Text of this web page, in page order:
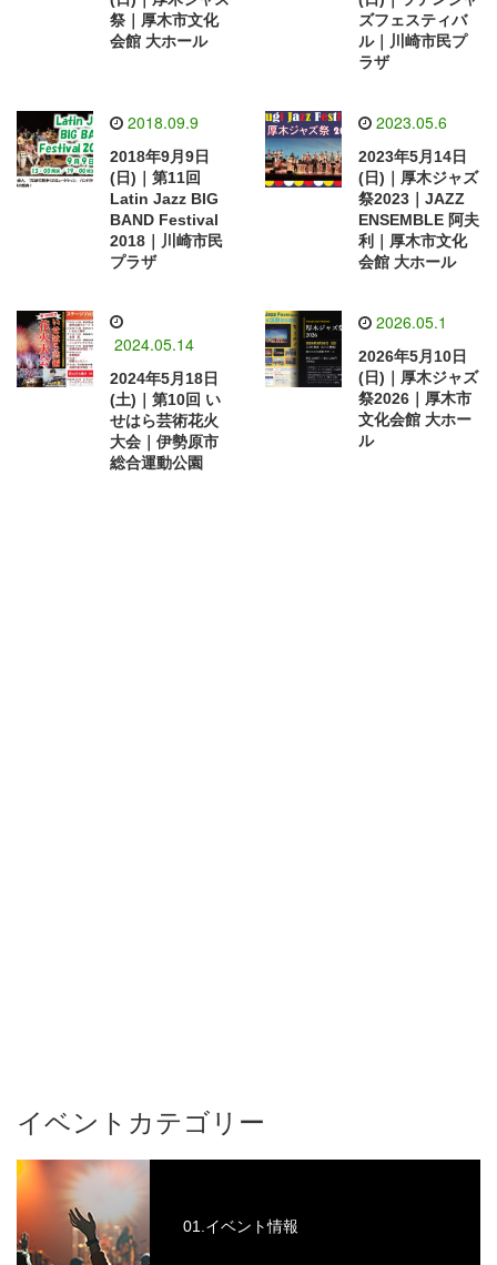
祭｜厚木市文化
会館 大ホール
ズフェスティバ
ル｜川崎市民プ
ラザ
2018.09.9
2018年9月9日
(日)｜第11回
Latin Jazz BIG
BAND Festival
2018｜川崎市民
プラザ
2023.05.6
2023年5月14日
(日)｜厚木ジャズ
祭2023｜JAZZ
ENSEMBLE 阿夫
利｜厚木市文化
会館 大ホール
2024.05.14
2024年5月18日
(土)｜第10回 い
せはら芸術花火
大会｜伊勢原市
総合運動公園
2026.05.1
2026年5月10日
(日)｜厚木ジャズ
祭2026｜厚木市
文化会館 大ホー
ル
イベントカテゴリー
01.イベント情報